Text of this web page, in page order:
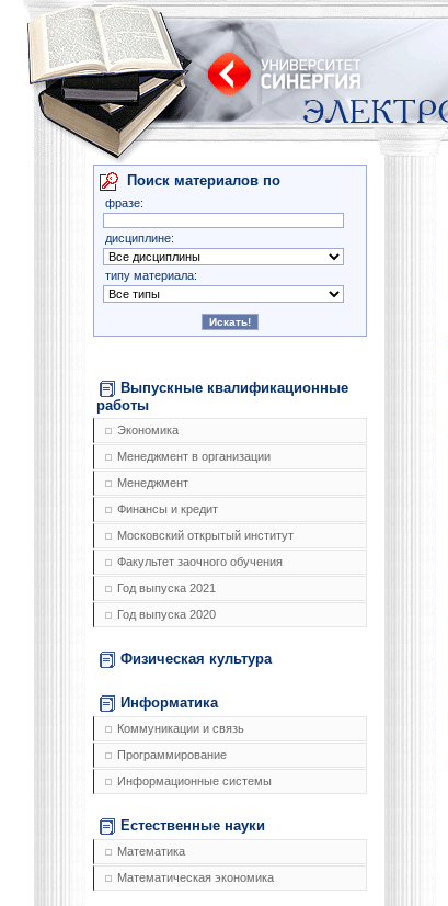
Поиск материалов по
фразе:
дисциплине:
типу материала:
Выпускные квалификационные
работы
Экономика
Менеджмент в организации
Менеджмент
Финансы и кредит
Московский открытый институт
Факультет заочного обучения
Год выпуска 2021
Год выпуска 2020
Физическая культура
Информатика
Коммуникации и связь
Программирование
Информационные системы
Естественные науки
Математика
Математическая экономика